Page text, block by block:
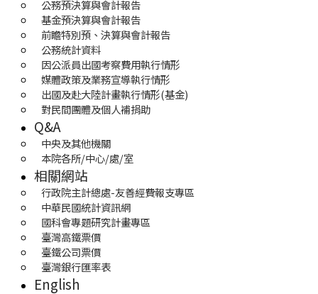
公務預決算與會計報告
基金預決算與會計報告
前瞻特別預、決算與會計報告
公務統計資料
因公派員出國考察費用執行情形
媒體政策及業務宣導執行情形
出國及赴大陸計畫執行情形(基金)
對民間團體及個人補捐助
Q&A
中央及其他機關
本院各所/中心/處/室
相關網站
行政院主計總處-友善經費報支專區
中華民國統計資訊網
國科會專題研究計畫專區
臺灣高鐵票價
臺鐵公司票價
臺灣銀行匯率表
English